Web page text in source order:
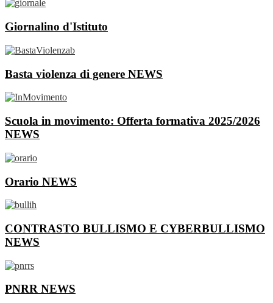
Giornalino d'Istituto
Basta violenza di genere NEWS
Scuola in movimento: Offerta formativa 2025/2026
NEWS
Orario NEWS
CONTRASTO BULLISMO E CYBERBULLISMO
NEWS
PNRR NEWS